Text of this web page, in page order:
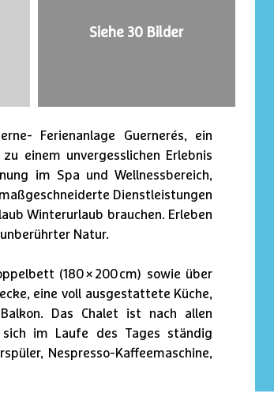
Siehe 30 Bilder
Ferienanlage Guernerés, ein
einem unvergesslichen Erlebnis
im Spa und Wellnessbereich,
Dienstleistungen
Winterurlaub brauchen. Erleben
Natur.
(180 × 200 cm) sowie über
eine voll ausgestattete Küche,
Das Chalet ist nach allen
im Laufe des Tages ständig
Nespresso-Kaffeemaschine,